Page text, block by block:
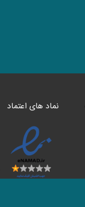
نماد های اعتماد